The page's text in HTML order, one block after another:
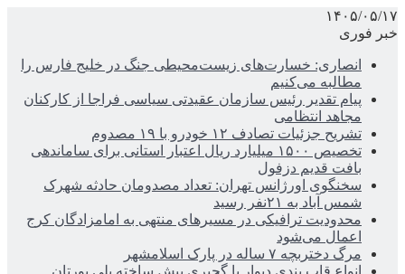
۱۴۰۵/۰۵/۱۷
خبر فوری
انصاری: خسارت‌های زیست‌محیطی جنگ در خلیج فارس را
مطالبه‌ می‌کنیم
پیام تقدیر رئیس سازمان عقیدتی سیاسی فراجا از کارکنان
مجاهد انتظامی
تشریح جزئیات تصادف ۱۲ خودرو با ۱۹ مصدوم
تخصیص ۱۵۰۰ میلیارد ریال اعتبار استانی برای ساماندهی
بافت قدیم دزفول
سخنگوی اورژانس تهران: تعداد مصدومان حادثه شهرک
شمس آباد به ۲۱نفر رسید
محدودیت ترافیکی در مسیرهای منتهی به امامزادگان کرج
اعمال می‌شود
مرگ دختربچه ۷ ساله در پارک اسلامشهر
انواع قاب بندی دیوار با گچبری پیش ساخته پلی یورتان